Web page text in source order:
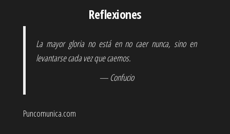
Reflexiones
La mayor gloria no está en no caer nunca, sino en
levantarse cada vez que caemos.
— Confucio
Puncomunica.com